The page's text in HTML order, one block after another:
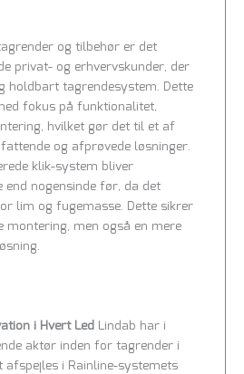
og tilbehør er det
privat- og erhvervskunder, der
holdbart tagrendesystem. Dette
fokus på funktionalitet,
hvilket gør det til et af
og afprøvede løsninger.
klik-system bliver
nogensinde før, da det
lim og fugemasse. Dette sikrer
montering, men også en mere
i Hvert Led Lindab har i
aktør inden for tagrender i
afspejles i Rainline-systemets